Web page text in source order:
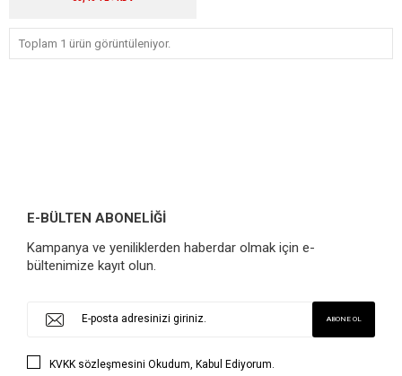
Toplam 1 ürün görüntüleniyor.
E-BÜLTEN ABONELİĞİ
Kampanya ve yeniliklerden haberdar olmak için e-
bültenimize kayıt olun.
KVKK sözleşmesini Okudum, Kabul Ediyorum.